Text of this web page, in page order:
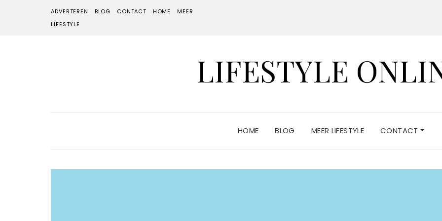
ADVERTEREN BLOG CONTACT HOME
MEER
LIFESTYLE
LIFESTYLE
HOME BLOG MEER LIFESTYLE CONTACT